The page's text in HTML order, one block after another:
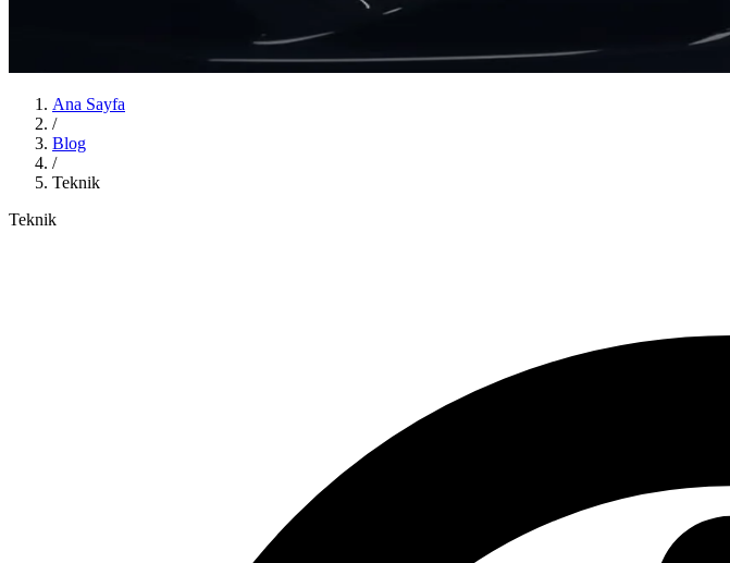
Ana Sayfa
/
Blog
/
Teknik
Teknik